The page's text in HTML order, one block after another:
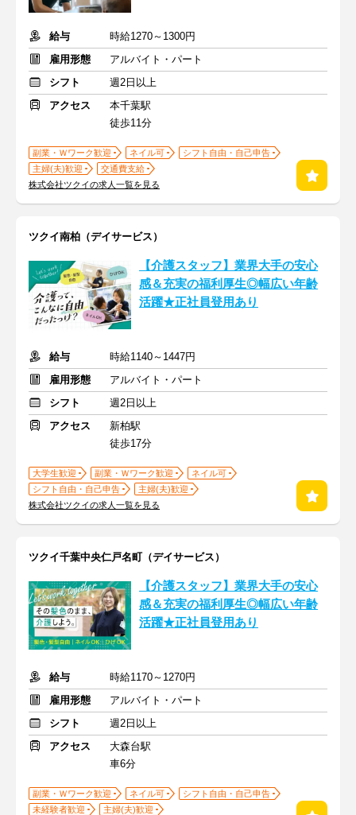
給与
時給1270～1300円
雇用形態
アルバイト・パート
シフト
週2日以上
アクセス
本千葉駅
徒歩11分
副業・Ｗワーク歓迎 ネイル可
シフト自由・自己申告
主婦(夫)歓迎
交通費支給
株式会社ツクイの求人一覧を見る
ツクイ南柏（デイサービス）
【介護スタッフ】業界大手の安心
感＆充実の福利厚生◎幅広い年齢
活躍★正社員登用あり
給与
時給1140～1447円
雇用形態
アルバイト・パート
シフト
週2日以上
アクセス
新柏駅
徒歩17分
大学生歓迎 副業・Ｗワーク歓迎
ネイル可
シフト自由・自己申告
主婦(夫)歓迎
株式会社ツクイの求人一覧を見る
ツクイ千葉中央仁戸名町（デイサービス）
【介護スタッフ】業界大手の安心
感＆充実の福利厚生◎幅広い年齢
活躍★正社員登用あり
給与
時給1170～1270円
雇用形態
アルバイト・パート
シフト
週2日以上
アクセス
大森台駅
車6分
副業・Ｗワーク歓迎 ネイル可
シフト自由・自己申告
未経験者歓迎
主婦(夫)歓迎